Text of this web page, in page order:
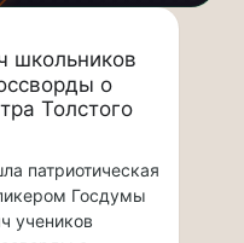
школьников
о
Толстого
патриотическая
Госдумы
учеников